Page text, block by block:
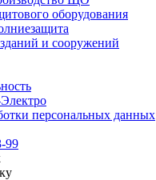
оборудования
и сооружений
персональных данных
99